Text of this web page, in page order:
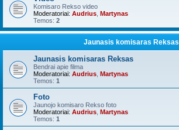
Komisaro Rekso video
Moderatoriai: Audrius Martynas
Temos: 2
Jaunasis komisaras Reksas
Jaunasis komisaras Reksas
Bendrai apie filma
Moderatoriai: Audrius Martynas
Temos: 1
Foto
Jaunojo komisaro Rekso foto
Moderatoriai: Audrius Martynas
Temos: 1